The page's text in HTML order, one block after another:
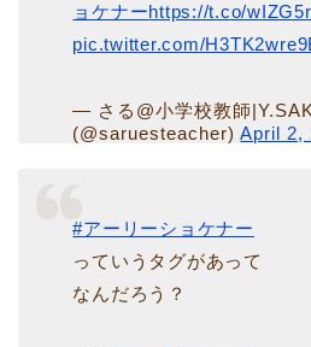
ョケナーhttps://t.co/
pic.twitter.com/
— さる@小学校教師
(@saruesteacher)April 2,
#アーリーショケナー
っていうタグがあって
なんだろう？